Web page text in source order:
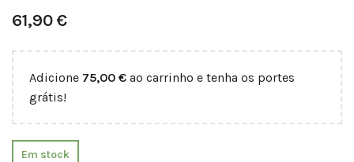
61,90€
Adicione 75,00 € ao carrinho e tenha os portes
grátis!
Em stock